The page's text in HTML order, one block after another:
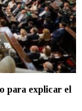
para explicar el